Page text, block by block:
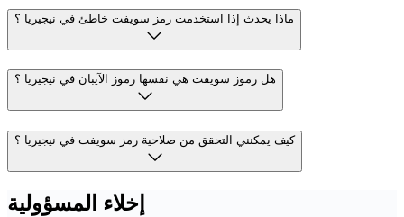
ماذا يحدث إذا استخدمت رمز سويفت خاطئ في نيجيريا ؟
هل رموز سويفت هي نفسها رموز الآيبان في نيجيريا ؟
كيف يمكنني التحقق من صلاحية رمز سويفت في نيجيريا ؟
إخلاء المسؤولية